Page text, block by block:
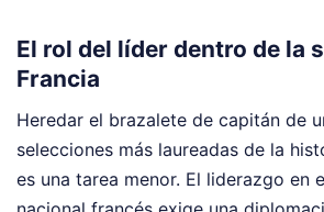
El rol del líder dentro de la
Francia
Heredar el brazalete de capitán de
selecciones más laureadas de la
es una tarea menor. El liderazgo en